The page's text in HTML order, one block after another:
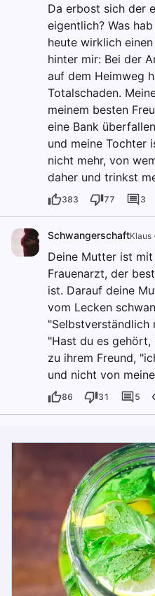
Da erbost sich der
eigentlich? Was
heute wirklich
hinter mir: Bei der
auf dem Heimweg
Totalschaden.
meinem besten
eine Bank
und meine Tochter
nicht mehr, von
daher und trinkst
383 77 3
SchwangerschaftKlaus ·
Deine Mutter ist
Frauenarzt, der
ist. Darauf deine
vom Lecken
"Hast du es
zu ihrem Freund,
und nicht von
86 31 5